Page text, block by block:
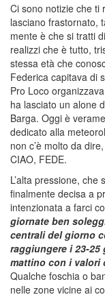
Ci sono notizie che ti
lasciano frastornato,
mente è che si tratti
realizzi che è tutto,
stessa età che
Federica capitava di
Pro Loco
ha lasciato un alone
Barga. Oggi è
dedicato alla
non c’è molto da
CIAO, FEDE.
L’alta pressione,
finalmente decisa a
intenzionata a farci
giornate ben
centrali del giorno
raggiungere i 23-25
mattino con i valori
Qualche foschia o
nelle zone vicine ai